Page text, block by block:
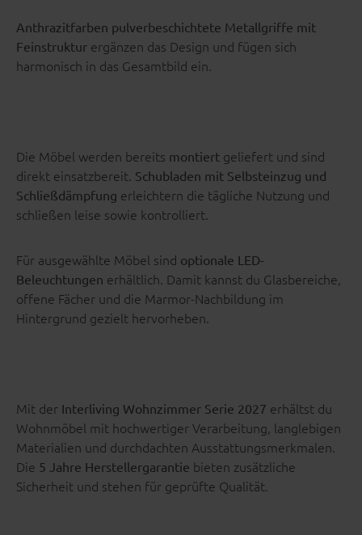
Anthrazitfarben pulverbeschichtete Metallgriffe mit
Feinstruktur ergänzen das Design und fügen sich
harmonisch in das Gesamtbild ein.
Die Möbel werden bereits montiert geliefert und sind
direkt einsatzbereit. Schubladen mit Selbsteinzug und
Schließdämpfung erleichtern die tägliche Nutzung und
schließen leise sowie kontrolliert.
Für ausgewählte Möbel sind optionale LED-
Beleuchtungen erhältlich. Damit kannst du Glasbereiche,
offene Fächer und die Marmor-Nachbildung im
Hintergrund gezielt hervorheben.
Mit der Interliving Wohnzimmer Serie 2027 erhältst du
Wohnmöbel mit hochwertiger Verarbeitung, langlebigen
Materialien und durchdachten Ausstattungsmerkmalen.
Die 5 Jahre Herstellergarantie bieten zusätzliche
Sicherheit und stehen für geprüfte Qualität.